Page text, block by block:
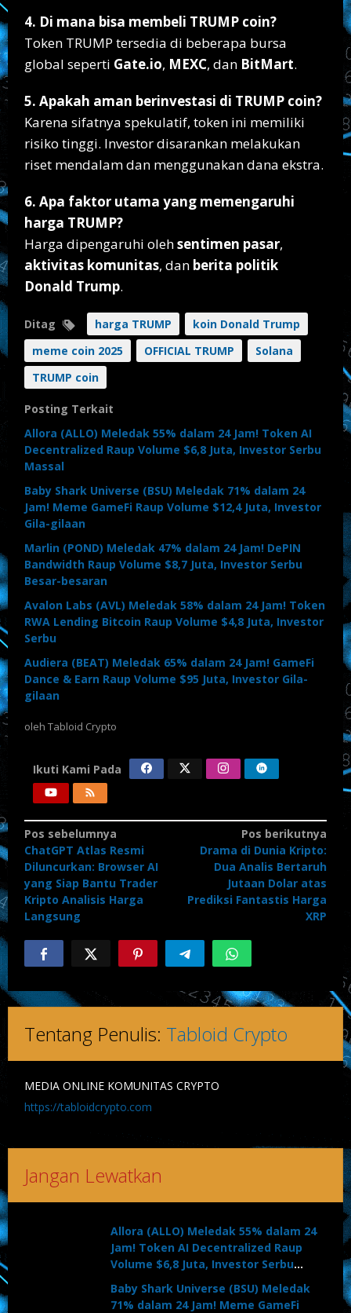
4. Di mana bisa membeli TRUMP coin?
Token TRUMP tersedia di beberapa bursa
global seperti Gate.io, MEXC, dan BitMart.
5. Apakah aman berinvestasi di TRUMP coin?
Karena sifatnya spekulatif, token ini memiliki
risiko tinggi. Investor disarankan melakukan
riset mendalam dan menggunakan dana ekstra.
6. Apa faktor utama yang memengaruhi
harga TRUMP?
Harga dipengaruhi olehsentimen pasar,
aktivitas komunitas, dan berita politik
Donald Trump.
Ditag harga TRUMP
koin Donald Trump
meme coin 2025
OFFICIAL TRUMP
Solana
TRUMP coin
Posting Terkait
Allora (ALLO) Meledak 55% dalam 24 Jam! Token AI
Decentralized Raup Volume $6,8 Juta, Investor Serbu
Massal
Baby Shark Universe (BSU) Meledak 71% dalam 24
Jam! Meme GameFi Raup Volume $12,4 Juta, Investor
Gila-gilaan
Marlin (POND) Meledak 47% dalam 24 Jam! DePIN
Bandwidth Raup Volume $8,7 Juta, Investor Serbu
Besar-besaran
Avalon Labs (AVL) Meledak 58% dalam 24 Jam! Token
RWA Lending Bitcoin Raup Volume $4,8 Juta, Investor
Serbu
Audiera (BEAT) Meledak 65% dalam 24 Jam! GameFi
Dance & Earn Raup Volume $95 Juta, Investor Gila-
gilaan
oleh Tabloid Crypto
Ikuti Kami Pada
Navigasi
pos
Pos sebelumnya
ChatGPT Atlas Resmi
Diluncurkan: Browser AI
yang Siap Bantu Trader
Kripto Analisis Harga
Langsung
Pos berikutnya
Drama di Dunia Kripto:
Dua Analis Bertaruh
Jutaan Dolar atas
Prediksi Fantastis Harga
XRP
Tentang Penulis: Tabloid Crypto
MEDIA ONLINE KOMUNITAS CRYPTO
https://tabloidcrypto.com
Jangan Lewatkan
Allora (ALLO) Meledak 55% dalam 24
Jam! Token AI Decentralized Raup
Volume $6,8 Juta, Investor Serbu
Massal
Baby Shark Universe (BSU) Meledak
71% dalam 24 Jam! Meme GameFi